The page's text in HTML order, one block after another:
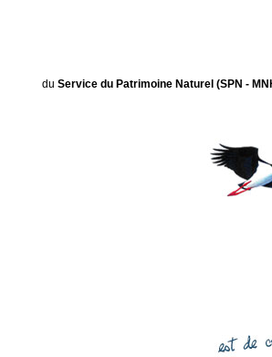
du Service du Patrimoine Naturel (SPN -